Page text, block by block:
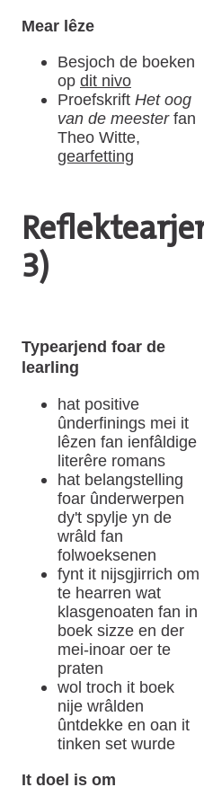
Mear lêze
Besjoch de boeken
op dit nivo
Proefskrift Het oog
van de meesterfan
Theo Witte,
gearfetting
3)
Typearjend foar de
learling
hat positive
ûnderfinings mei it
lêzen fan ienfâldige
literêre romans
hat belangstelling
foar ûnderwerpen
dy't spylje yn de
wrâld fan
folwoeksenen
fynt it nijsgjirrich om
te hearren wat
klasgenoaten fan in
boek sizze en der
mei-inoar oer te
praten
wol troch it boek
nije wrâlden
ûntdekke en oan it
tinken set wurde
It doel is om